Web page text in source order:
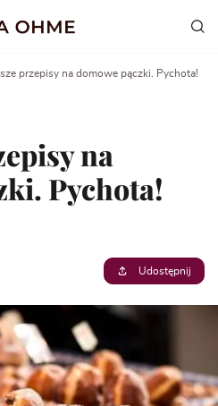
przepisy na domowe pączki. Pychota!
na
Pychota!
Udostępnij